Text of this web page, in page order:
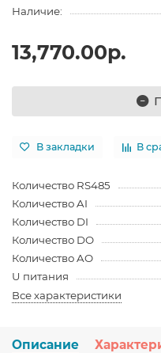
Наличие:
13,770.00р.
В закладки В
Количество RS485
Количество AI
Количество DI
Количество DO
Количество AO
U питания
Все характеристики
Описание